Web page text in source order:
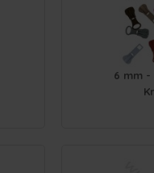
6 mm